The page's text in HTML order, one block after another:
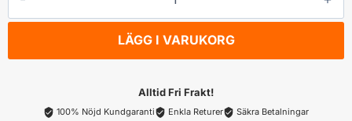
Spring
4,9
kort
LÄGG I VARUKORG
Alltid Fri Frakt!
100% Nöjd Kundgaranti Enkla Returer Säkra Betalningar